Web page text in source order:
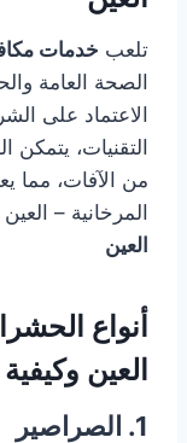
تلعب خدمات
الصحة العامة
الاعتماد على
التقنيات، يتمكن
من الآفات، مما
المرخانية – العين
العين
أنواع
العين
1. الصراصير